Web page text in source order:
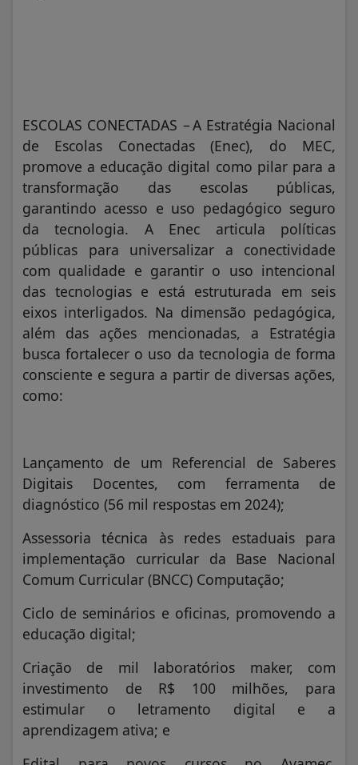
ESCOLAS CONECTADAS – A Estratégia Nacional
de Escolas Conectadas (Enec), do MEC,
promove a educação digital como pilar para a
transformação das escolas públicas,
garantindo acesso e uso pedagógico seguro
da tecnologia. A Enec articula políticas
públicas para universalizar a conectividade
com qualidade e garantir o uso intencional
das tecnologias e está estruturada em seis
eixos interligados. Na dimensão pedagógica,
além das ações mencionadas, a Estratégia
busca fortalecer o uso da tecnologia de forma
consciente e segura a partir de diversas ações,
como:
Lançamento de um Referencial de Saberes
Digitais Docentes, com ferramenta de
diagnóstico (56 mil respostas em 2024);
Assessoria técnica às redes estaduais para
implementação curricular da Base Nacional
Comum Curricular (BNCC) Computação;
Ciclo de seminários e oficinas, promovendo a
educação digital;
Criação de mil laboratórios maker, com
investimento de R$ 100 milhões, para
estimular o letramento digital e a
aprendizagem ativa; e